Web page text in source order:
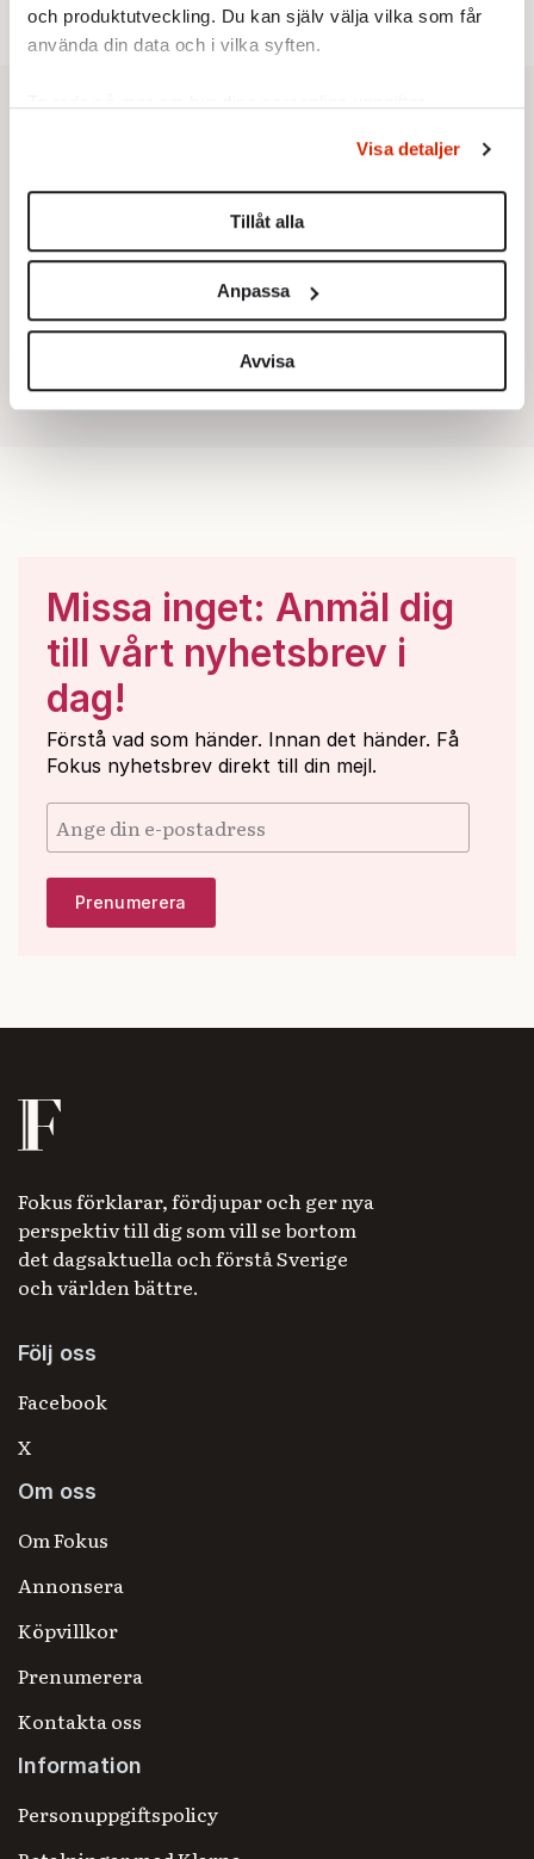
och produktutveckling. Du kan själv välja vilka som får
använda din data och i vilka syften.
Du kan ändra eller dra tillbaka ditt samtycke när som
helst från cookie-förklaringen.
Vi använder enhetsidentifierare för att anpassa innehållet
för sociala medier och analysera vår trafik. Vi
vidarebefordrar även sådana identifierare och annan
information från din enhet till de sociala medier och
annons- och analysföretag som vi samarbetar med.
Dessa kan i sin tur kombinera informationen med annan
Visa detaljer
Tillåt alla
Anpassa
Avvisa
Missa inget: Anmäl dig
till vårt nyhetsbrev i
dag!
Förstå vad som händer. Innan det händer. Få
Fokus nyhetsbrev direkt till din mejl.
Fokus förklarar, fördjupar och ger nya
perspektiv till dig som vill se bortom
det dagsaktuella och förstå Sverige
och världen bättre.
Följ oss
Facebook
X
Om oss
Om Fokus
Annonsera
Köpvillkor
Prenumerera
Kontakta oss
Information
Personuppgiftspolicy